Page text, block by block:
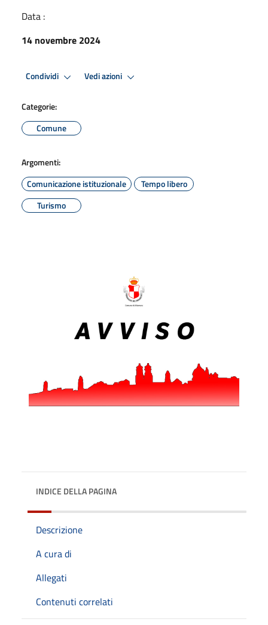
Data :
14 novembre 2024
Condividi Vedi azioni
Categorie:
Comune
Argomenti:
Comunicazione istituzionale
Tempo libero
Turismo
INDICE DELLA PAGINA
Descrizione
A cura di
Allegati
Contenuti correlati